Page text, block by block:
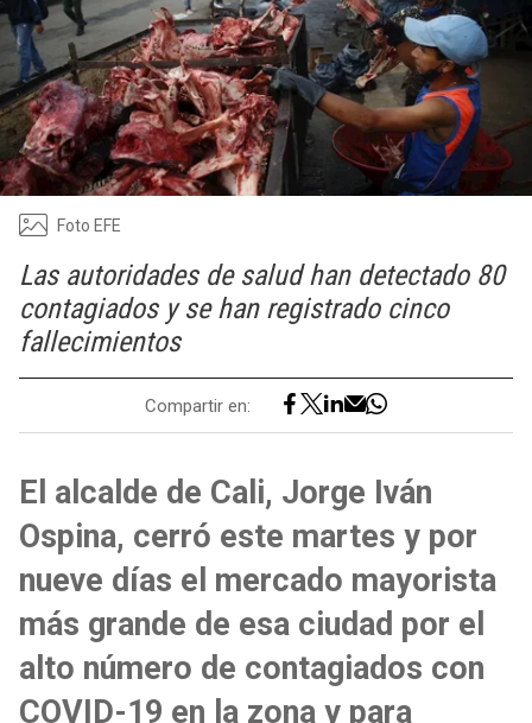
Foto EFE
Las autoridades de salud han detectado 80
contagiados y se han registrado cinco
fallecimientos
Compartir en:
El alcalde de Cali, Jorge Iván
Ospina, cerró este martes y por
nueve días el mercado mayorista
más grande de esa ciudad por el
alto número de contagiados con
COVID-19 en la zona y para